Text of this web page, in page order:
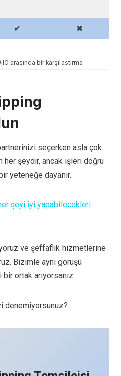
✔ ✖
arasında bir karşılaştırma
seçerken asla çok
her şeydir, ancak işleri doğru
yeteneğe dayanır.
şeyi iyi yapabilecekleri
ve şeffaflık hizmetlerine
Bizimle aynı görüşü
ortak arıyorsanız.
denemiyorsunuz?